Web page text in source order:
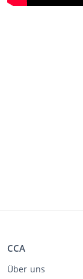
CCA
Über uns